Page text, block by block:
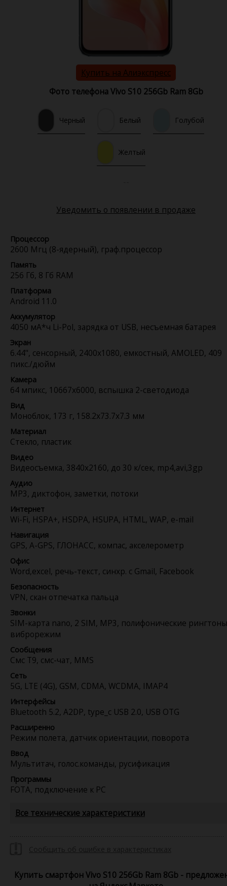
Купить на Алиэкспресс
Фото телефона Vivo S10 256Gb Ram 8Gb
Черный Белый Голубой
Желтый
Уведомить о появлении в продаже
Процессор
2600 Мгц (8-ядерный), граф.процессор
Память
256 Гб, 8 Гб RAM
Платформа
Android 11.0
Аккумулятор
4050 мА*ч Li-Pol, зарядка от USB, несъемная батарея
Экран
6.44", сенсорный, 2400x1080, емкостный, AMOLED, 409
пикс./дюйм
Камера
64 мпикс, 10667x6000, вспышка 2-светодиода
Вид
Моноблок, 173 г, 158.2x73.7x7.3 мм
Материал
Стекло, пластик
Видео
Видеосъемка, 3840x2160, до 30 к/сек, mp4,avi,3gp
Аудио
MP3, диктофон, заметки, потоки
Интернет
Wi-Fi, HSPA+, HSDPA, HSUPA, HTML, WAP, e-mail
Навигация
GPS, A-GPS, ГЛОНАСС, компас, акселерометр
Офис
Word,excel, речь-текст, синхр. с Gmail, Facebook
Безопасность
VPN, скан отпечатка пальца
Звонки
SIM-карта nano, 2 SIM, MP3, полифонические
виброрежим
Сообщения
Смс Т9, смс-чат, MMS
Сеть
5G, LTE (4G), GSM, CDMA, WCDMA, IMAP4
Интерфейсы
Bluetooth 5.2, A2DP, type_c USB 2.0, USB OTG
Расширенно
Режим полета, датчик ориентации, поворота
Ввод
Мультитач, голос.команды, русификация
Программы
FOTA, подключение к PC
Все технические характеристики
Купить смартфон Vivo S10 256Gb Ram 8Gb -